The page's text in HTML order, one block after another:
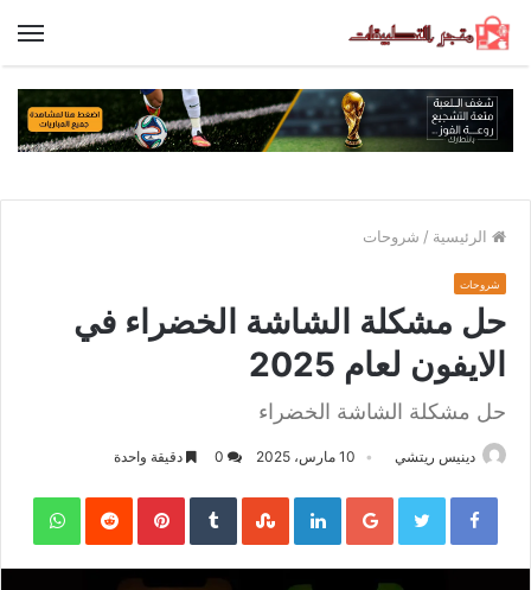
الرئيسية / شروحات
شروحات
حل مشكلة الشاشة الخضراء في
الايفون لعام 2025
حل مشكلة الشاشة الخضراء
دينيس ريتشي 10 مارس، 2025 دقيقة واحدة
Facebook
Twitter
Google+
LinkedIn
Pinterest